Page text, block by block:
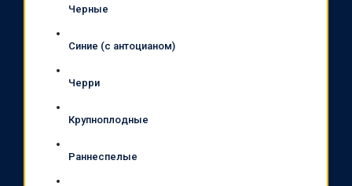
Черные
Синие (с антоцианом)
Черри
Крупноплодные
Раннеспелые